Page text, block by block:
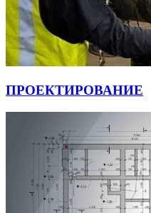
ПРОЕКТИРОВАНИЕ